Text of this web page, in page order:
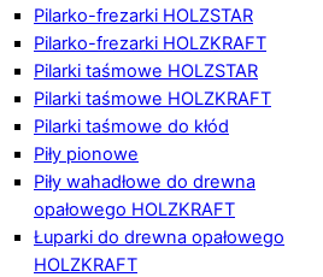
Pilarko-frezarki HOLZSTAR
Pilarko-frezarki HOLZKRAFT
Pilarki taśmowe HOLZSTAR
Pilarki taśmowe HOLZKRAFT
Pilarki taśmowe do kłód
Piły pionowe
Piły wahadłowe do drewna
opałowego HOLZKRAFT
Łuparki do drewna opałowego
HOLZKRAFT